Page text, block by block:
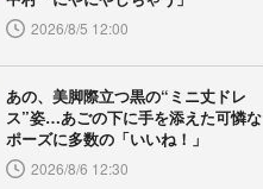
2026/8/5 12:00
あの、美脚際立つ黒の“ミニ丈ドレ
ス”姿…あごの下に手を添えた可憐な
ポーズに多数の「いいね！」
2026/8/6 12:30